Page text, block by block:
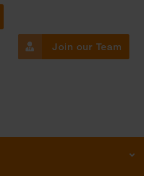
Join our Team